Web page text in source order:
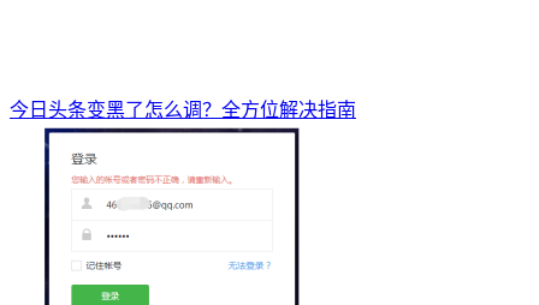
今日头条变黑了怎么调？全方位解决指南